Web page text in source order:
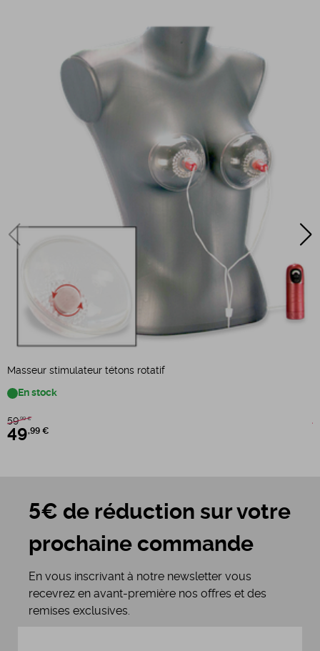
Masseur stimulateur tétons rotatif
En stock
59 ,99 €
49,99 €
5€ de réduction sur votre
prochaine commande
En vous inscrivant à notre newsletter vous
recevrez en avant-première nos offres et des
remises exclusives.